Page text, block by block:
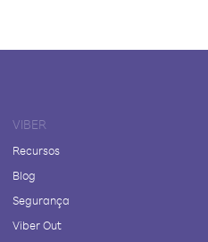
VIBER
Recursos
Blog
Segurança
Viber Out